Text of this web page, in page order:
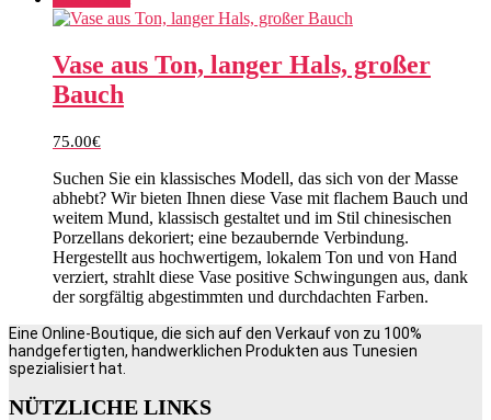
Vase aus Ton, langer Hals, großer
Bauch
75.00€
Suchen Sie ein klassisches Modell, das sich von der Masse
abhebt? Wir bieten Ihnen diese Vase mit flachem Bauch und
weitem Mund, klassisch gestaltet und im Stil chinesischen
Porzellans dekoriert; eine bezaubernde Verbindung.
Hergestellt aus hochwertigem, lokalem Ton und von Hand
verziert, strahlt diese Vase positive Schwingungen aus, dank
der sorgfältig abgestimmten und durchdachten Farben.
Eine Online-Boutique, die sich auf den Verkauf von zu 100%
handgefertigten, handwerklichen Produkten aus Tunesien
spezialisiert hat.
NÜTZLICHE LINKS